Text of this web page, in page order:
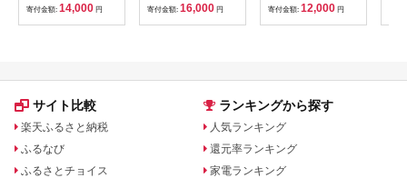
寄付金額: 14,000 円 寄付金額: 16,000 円 寄付金額: 12,000 円
サイト比較
楽天ふるさと納税
ふるなび
ふるさとチョイス
ランキングから探す
人気ランキング
還元率ランキング
家電ランキング